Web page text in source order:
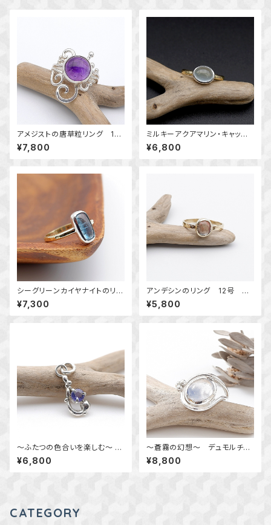
アメジストの唐草粒リング 14
号 ～高貴な紫～ 天然石
アクセサリー 指輪 一点物ア
クセサリー
¥7,800
ミルキーアクアマリン・キャッツ
アイのリング 約10号 横向き
～真鍮と銀の指輪～ 天然石ア
クセサリー 指輪 一点物
¥6,800
シーグリーンカイヤナイトのリン
グ 11.5号 ～真鍮と銀の指輪
～ 天然石アクセサリー 一点
物
¥7,300
アンデシンのリング 12号 ～
真鍮～ 天然石アクセサリー
指輪 一点物 macari
¥5,800
～ふたつの色合いを楽しむ～ カ
ラーチェンジフローライトのデザ
インペンダント 天然石アクセ
サリー 一点物 macari
¥6,800
～蒼霧の幻想～ デュモルチェ
ライトインクォーツのリング 12
号 天然石アクセサリー 一点
物
¥8,800
CATEGORY